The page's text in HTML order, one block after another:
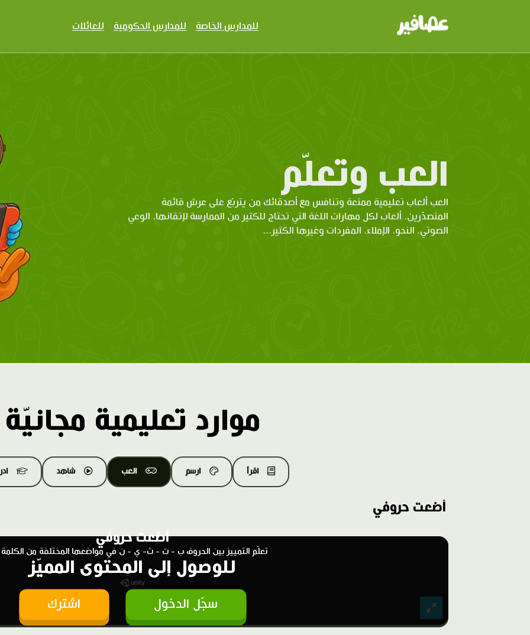
للمدارس الخاصة للمدارس الحكومية للعائلات
العب وتعلّم
العب ألعاب تعليمية ممتعة وتنافس مع أصدقائك من يتربّع على عرش قائمة
المتصدّرين. ألعاب لكل مهارات اللغة التي تحتاج للكثير من الممارسة لإتقانها. الوعي
الصوتي، النحو، الإملاء، المفردات وغيرها الكثير...
موارد تعليمية مجانيّة
اقرأ ارسم العب شاهد
أضعت حروفي
أضعت حروفي
تعلّم التمييز بين الحروف ب - ت - ث- ي - ن في مواضعها المختلفة من
للوصول إلى المحتوى المميّز
سجّل الدخول اشترك